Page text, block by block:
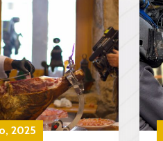
2025